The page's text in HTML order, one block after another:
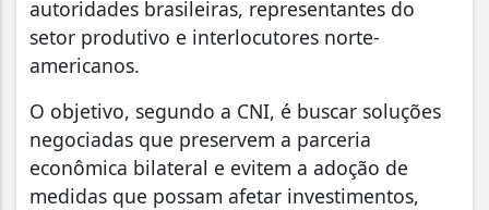
autoridades brasileiras, representantes do
setor produtivo e interlocutores norte-
americanos.
O objetivo, segundo a CNI, é buscar soluções
negociadas que preservem a parceria
econômica bilateral e evitem a adoção de
medidas que possam afetar investimentos,